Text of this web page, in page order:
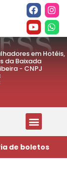
em Hotéis,
da Baixada
- CNPJ
de boletos